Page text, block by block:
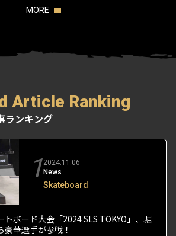
MORE
Article Ranking
ンキング
12024.11.06
News
Skateboard
ボード大会「2024 SLS TOKYO」、堀
華選手が参戦！